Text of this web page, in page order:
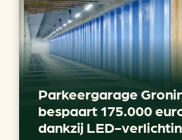
Parkeergarage
bespaart 175.000
dankzij LED-